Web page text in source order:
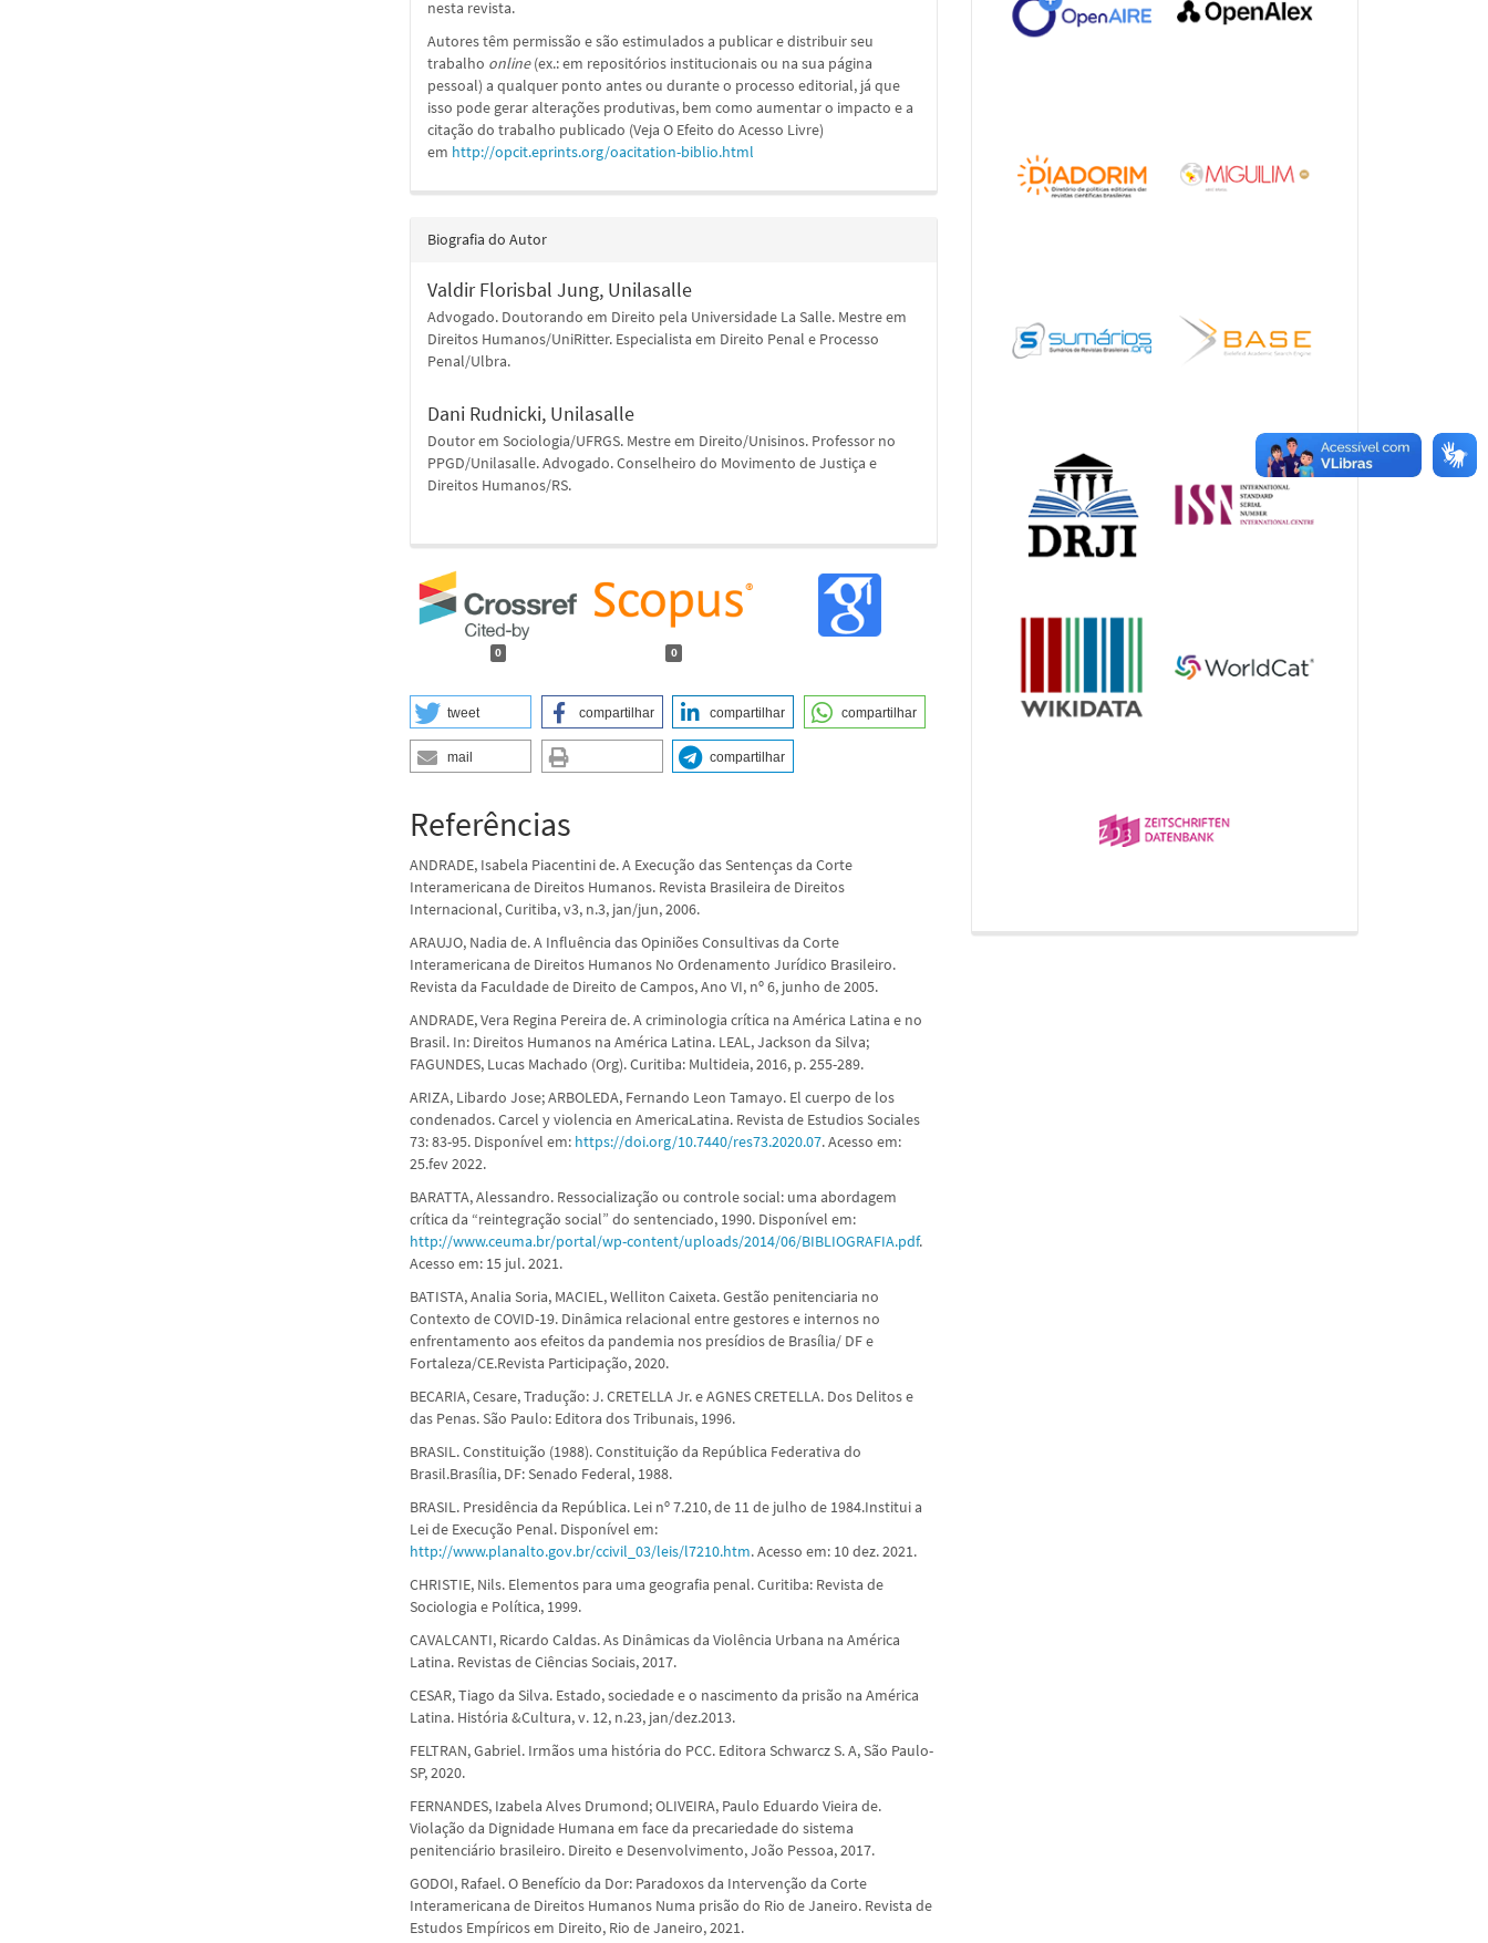
nesta revista.
Autores têm permissão e são estimulados a publicar e distribuir seu
trabalho online(ex.: em repositórios institucionais ou na sua página
pessoal) a qualquer ponto antes ou durante o processo editorial, já que
isso pode gerar alterações produtivas, bem como aumentar o impacto e a
citação do trabalho publicado (Veja O Efeito do Acesso Livre)
em http://opcit.eprints.org/oacitation-biblio.html
Biografia do Autor
Valdir Florisbal Jung, Unilasalle
Advogado. Doutorando em Direito pela Universidade La Salle. Mestre em
Direitos Humanos/UniRitter. Especialista em Direito Penal e Processo
Penal/Ulbra.
Dani Rudnicki, Unilasalle
Doutor em Sociologia/UFRGS. Mestre em Direito/Unisinos. Professor no
PPGD/Unilasalle. Advogado. Conselheiro do Movimento de Justiça e
Direitos Humanos/RS.
0 0
tweet compartilhar compartilhar compartilhar
mail compartilhar
Referências
ANDRADE, Isabela Piacentini de. A Execução das Sentenças da Corte
Interamericana de Direitos Humanos. Revista Brasileira de Direitos
Internacional, Curitiba, v3, n.3, jan/jun, 2006.
ARAUJO, Nadia de. A Influência das Opiniões Consultivas da Corte
Interamericana de Direitos Humanos No Ordenamento Jurídico Brasileiro.
Revista da Faculdade de Direito de Campos, Ano VI, nº 6, junho de 2005.
ANDRADE, Vera Regina Pereira de. A criminologia crítica na América Latina e no
Brasil. In: Direitos Humanos na América Latina. LEAL, Jackson da Silva;
FAGUNDES, Lucas Machado (Org). Curitiba: Multideia, 2016, p. 255-289.
ARIZA, Libardo Jose; ARBOLEDA, Fernando Leon Tamayo. El cuerpo de los
condenados. Carcel y violencia en AmericaLatina. Revista de Estudios Sociales
73: 83-95. Disponível em: https://doi.org/10.7440/res73.2020.07. Acesso em:
25.fev 2022.
BARATTA, Alessandro. Ressocialização ou controle social: uma abordagem
crítica da “reintegração social” do sentenciado, 1990. Disponível em:
http://www.ceuma.br/portal/wp-content/uploads/2014/06/BIBLIOGRAFIA.pdf.
Acesso em: 15 jul. 2021.
BATISTA, Analia Soria, MACIEL, Welliton Caixeta. Gestão penitenciaria no
Contexto de COVID-19. Dinâmica relacional entre gestores e internos no
enfrentamento aos efeitos da pandemia nos presídios de Brasília/ DF e
Fortaleza/CE.Revista Participação, 2020.
BECARIA, Cesare, Tradução: J. CRETELLA Jr. e AGNES CRETELLA. Dos Delitos e
das Penas. São Paulo: Editora dos Tribunais, 1996.
BRASIL. Constituição (1988). Constituição da República Federativa do
Brasil.Brasília, DF: Senado Federal, 1988.
BRASIL. Presidência da República. Lei nº 7.210, de 11 de julho de 1984.Institui a
Lei de Execução Penal. Disponível em:
http://www.planalto.gov.br/ccivil_03/leis/l7210.htm. Acesso em: 10 dez. 2021.
CHRISTIE, Nils. Elementos para uma geografia penal. Curitiba: Revista de
Sociologia e Política, 1999.
CAVALCANTI, Ricardo Caldas. As Dinâmicas da Violência Urbana na América
Latina. Revistas de Ciências Sociais, 2017.
CESAR, Tiago da Silva. Estado, sociedade e o nascimento da prisão na América
Latina. História &Cultura, v. 12, n.23, jan/dez.2013.
FELTRAN, Gabriel. Irmãos uma história do PCC. Editora Schwarcz S. A, São Paulo-
SP, 2020.
FERNANDES, Izabela Alves Drumond; OLIVEIRA, Paulo Eduardo Vieira de.
Violação da Dignidade Humana em face da precariedade do sistema
penitenciário brasileiro. Direito e Desenvolvimento, João Pessoa, 2017.
GODOI, Rafael. O Benefício da Dor: Paradoxos da Intervenção da Corte
Interamericana de Direitos Humanos Numa prisão do Rio de Janeiro. Revista de
Estudos Empíricos em Direito, Rio de Janeiro, 2021.